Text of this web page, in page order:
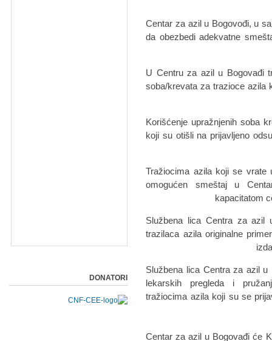
• Centar za azil u Bogovođi, u
da obezbedi adekvatne
• U Centru za azil u
soba/krevata za trazioce azila
• Korišćenje upražnjenih soba
koji su otišli na prijavljeno
• Tražiocima azila koji se
omogućen smeštaj u
kapacitatom
• Službena lica Centra za
trazilaca azila originalne
• Službena lica Centra za azil
lekarskih pregleda i
tražiocima azila koji su se
• Centar za azil u Bogovađi će
DONATORI